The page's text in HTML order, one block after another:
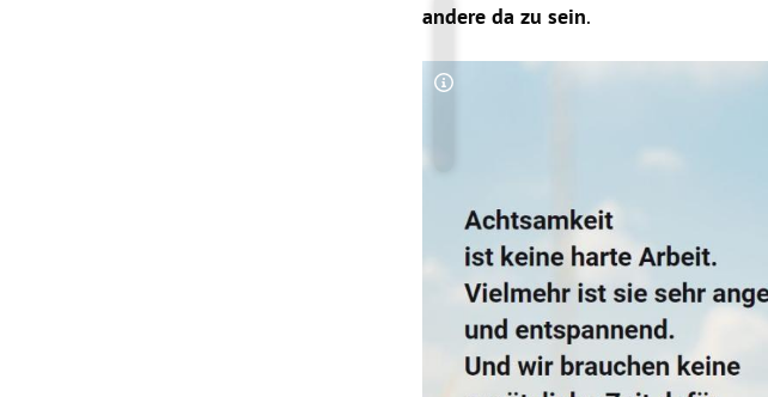
andere da zu sein.
Copyright-Hinweis öffnen/schließen